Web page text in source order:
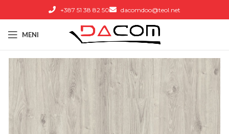
+387 51 38 82 50 dacomdoo@teol.net
MENI